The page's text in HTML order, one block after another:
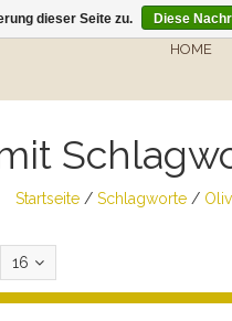
HOME
Startseite / Schlagworte /
16
dieser Seite zu. Diese